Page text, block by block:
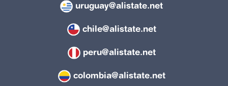
uruguay@alistate.net
chile@alistate.net
peru@alistate.net
colombia@alistate.net